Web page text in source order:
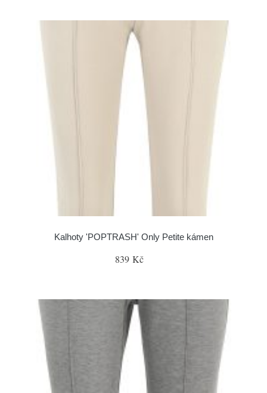
Kalhoty 'POPTRASH' Only Petite kámen
839 Kč